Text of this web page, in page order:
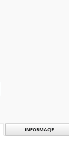
INFORMACJE